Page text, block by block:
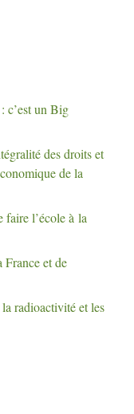
c’est un Big
des droits et
de la
faire l’école à la
France et de
radioactivité et les